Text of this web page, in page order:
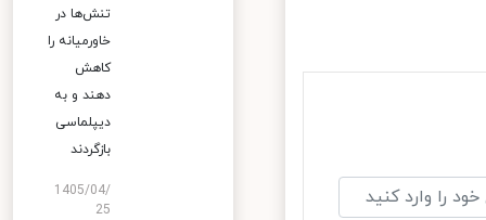
تنش‌ها در
خاورمیانه را
کاهش
دهند و به
دیپلماسی
بازگردند
1405/04/
25